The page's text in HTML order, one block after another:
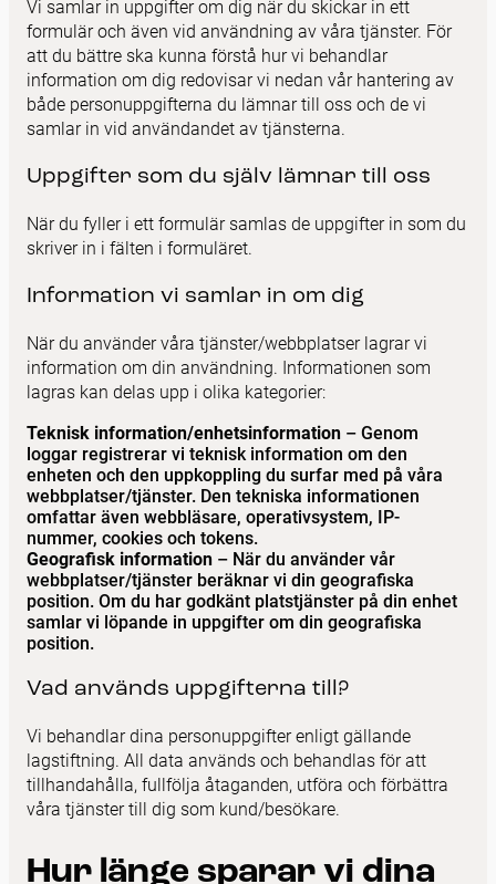
Vi samlar in uppgifter om dig när du skickar in ett
formulär och även vid användning av våra tjänster. För
att du bättre ska kunna förstå hur vi behandlar
information om dig redovisar vi nedan vår hantering av
både personuppgifterna du lämnar till oss och de vi
samlar in vid användandet av tjänsterna.
Uppgifter som du själv lämnar till oss
När du fyller i ett formulär samlas de uppgifter in som du
skriver in i fälten i formuläret.
Information vi samlar in om dig
När du använder våra tjänster/webbplatser lagrar vi
information om din användning. Informationen som
lagras kan delas upp i olika kategorier:
Teknisk information/enhetsinformation – Genom
loggar registrerar vi teknisk information om den
enheten och den uppkoppling du surfar med på våra
webbplatser/tjänster. Den tekniska informationen
omfattar även webbläsare, operativsystem, IP-
nummer, cookies och tokens.
Geografisk information – När du använder vår
webbplatser/tjänster beräknar vi din geografiska
position. Om du har godkänt platstjänster på din enhet
samlar vi löpande in uppgifter om din geografiska
position.
Vad används uppgifterna till?
Vi behandlar dina personuppgifter enligt gällande
lagstiftning. All data används och behandlas för att
tillhandahålla, fullfölja åtaganden, utföra och förbättra
våra tjänster till dig som kund/besökare.
Hur länge sparar vi dina